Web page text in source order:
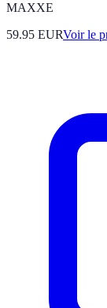
MAXXE
59.95 EURVoir le